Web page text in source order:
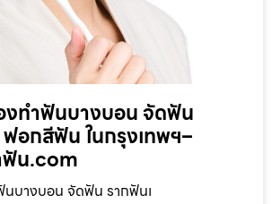
งทำฟันบางบอน จัดฟัน
อกสีฟัน ในกรุงเทพฯ–
น.com
นบางบอน จัดฟัน รากฟันเ